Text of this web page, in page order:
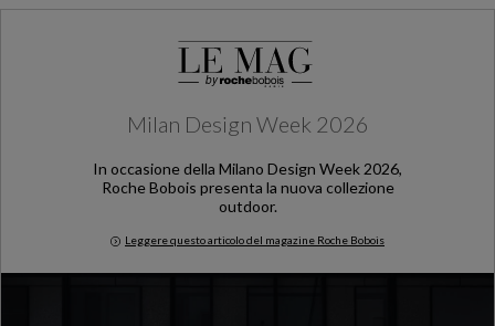
Milan Design Week 2026
In occasione della Milano Design Week 2026,
Roche Bobois presenta la nuova collezione
outdoor.
Leggere questo articolo del magazine Roche Bobois
Milan Design Week 2026